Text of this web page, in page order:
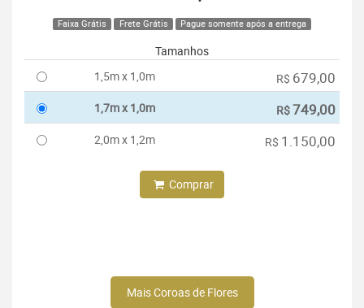
Faixa Grátis Frete Grátis Pague somente após a entrega
Tamanhos
1,5m x 1,0m
R$ 679,00
1,7m x 1,0m R$749,00
2,0m x 1,2m R$ 1.150,00
Comprar
Mais Coroas de Flores